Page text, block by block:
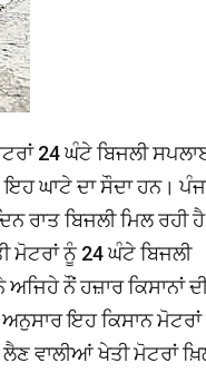
24 ਘੰਟੇ ਬਿਜਲੀ
ਘਾਟੇ ਦਾ ਸੌਦਾ ਹਨ।
ਰਾਤ ਬਿਜਲੀ ਮਿਲ ਰਹੀ
ਨੂੰ 24 ਘੰਟੇ ਬਿਜਲੀ
ਨੌਂ ਹਜ਼ਾਰ ਕਿਸਾਨਾਂ
ਇਹ ਕਿਸਾਨ ਮੋਟਰਾਂ
ਵਾਲੀਆਂ ਖੇਤੀ ਮੋਟਰਾਂ